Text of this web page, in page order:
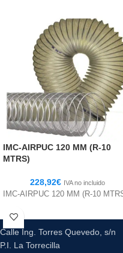
IMC-AIRPUC 120 MM (R-10
MTRS)
228,92€ IVA no incluido
IMC-AIRPUC 120 MM (R-10
Calle Ing. Torres Quevedo, s/n
P.I. La Torrecilla